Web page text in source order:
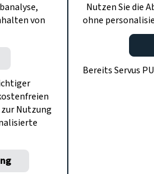
von
Nutzung
Nutzen Sie die
ohne
Bereits Servus